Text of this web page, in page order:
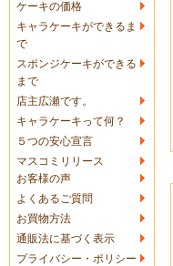
ケーキの価格
キャラケーキができるま
で
スポンジケーキができる
まで
店主広瀬です。
キャラケーキって何？
５つの安心宣言
マスコミリリース
お客様の声
よくあるご質問
お買物方法
通販法に基づく表示
プライバシー・ポリシー